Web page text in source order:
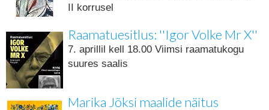
II korrusel
Raamatuesitlus: ''Igor Volke Mr X''
7. aprillil kell 18.00 Viimsi raamatukogu
suures saalis
Marika Jõksi maalide näitus